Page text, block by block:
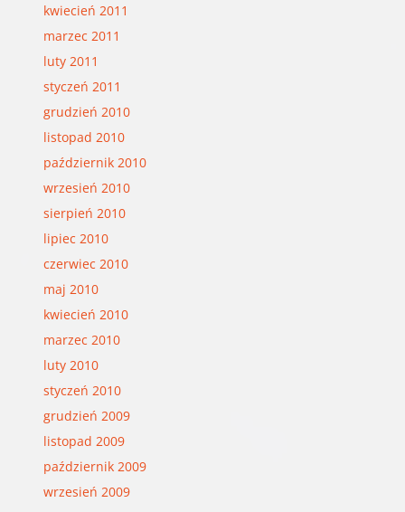
kwiecień 2011
marzec 2011
luty 2011
styczeń 2011
grudzień 2010
listopad 2010
październik 2010
wrzesień 2010
sierpień 2010
lipiec 2010
czerwiec 2010
maj 2010
kwiecień 2010
marzec 2010
luty 2010
styczeń 2010
grudzień 2009
listopad 2009
październik 2009
wrzesień 2009